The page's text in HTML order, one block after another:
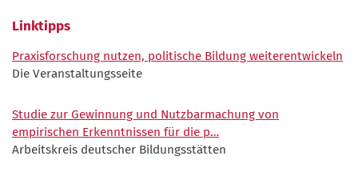
Linktipps
Praxisforschung nutzen, politische Bildung weiterentwickeln
Die Veranstaltungsseite
Studie zur Gewinnung und Nutzbarmachung von
empirischen Erkenntnissen für die p…
Arbeitskreis deutscher Bildungsstätten